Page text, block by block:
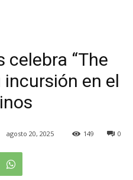
celebra “The
incursión en el
agosto 20, 2025 0
149